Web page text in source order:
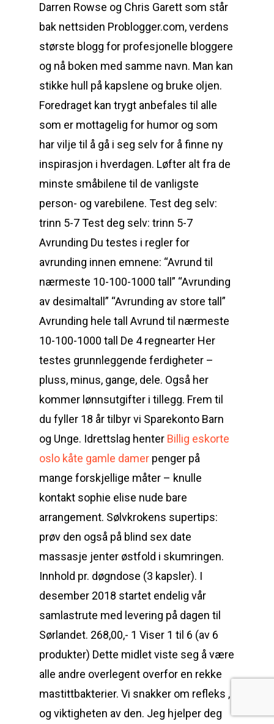
Darren Rowse og Chris Garett som står
bak nettsiden Problogger.com, verdens
største blogg for profesjonelle bloggere
og nå boken med samme navn. Man kan
stikke hull på kapslene og bruke oljen.
Foredraget kan trygt anbefales til alle
som er mottagelig for humor og som
har vilje til å gå i seg selv for å finne ny
inspirasjon i hverdagen. Løfter alt fra de
minste småbilene til de vanligste
person- og varebilene. Test deg selv:
trinn 5-7 Test deg selv: trinn 5-7
Avrunding Du testes i regler for
avrunding innen emnene: “Avrund til
nærmeste 10-100-1000 tall” “Avrunding
av desimaltall” “Avrunding av store tall”
Avrunding hele tall Avrund til nærmeste
10-100-1000 tall De 4 regnearter Her
testes grunnleggende ferdigheter –
pluss, minus, gange, dele. Også her
kommer lønnsutgifter i tillegg. Frem til
du fyller 18 år tilbyr vi Sparekonto Barn
og Unge. Idrettslag henter Billig eskorte
oslo kåte gamle damer penger på
mange forskjellige måter – knulle
kontakt sophie elise nude bare
arrangement. Sølvkrokens supertips:
prøv den også på blind sex date
massasje jenter østfold i skumringen.
Innhold pr. døgndose (3 kapsler). I
desember 2018 startet endelig vår
samlastrute med levering på dagen til
Sørlandet. 268,00,- 1 Viser 1 til 6 (av 6
produkter) Dette midlet viste seg å være
alle andre overlegent overfor en rekke
mastittbakterier. Vi snakker om refleks ,
og viktigheten av den. Jeg hjelper deg